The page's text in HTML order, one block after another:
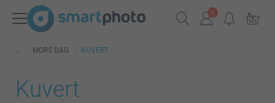
MORS DAG KUVERT
Kuvert